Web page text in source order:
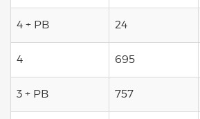
4 + PB 24
4 695
3 + PB 757